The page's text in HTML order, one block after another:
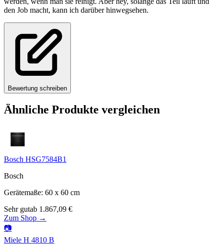
den Job macht, kann ich darüber hinwegsehen.
Bewertung schreiben
Ähnliche Produkte vergleichen
Bosch HSG7584B1
Bosch
Gerätemaße: 60 x 60 cm
Sehr gutab 1.867,09 €
Zum Shop →
📷
Miele H 4810 B